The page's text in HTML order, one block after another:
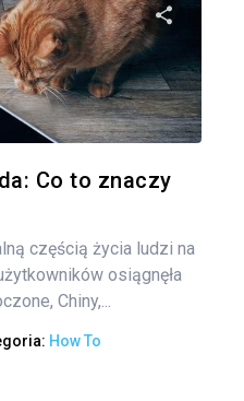
Co to znaczy
częścią życia ludzi na
osiągnęła
Chiny,...
How To